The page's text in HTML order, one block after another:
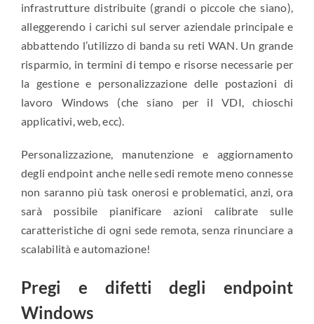
infrastrutture distribuite (grandi o piccole che siano),
alleggerendo i carichi sul server aziendale principale e
abbattendo l’utilizzo di banda su reti WAN. Un grande
risparmio, in termini di tempo e risorse necessarie per
la gestione e personalizzazione delle postazioni di
lavoro Windows (che siano per il VDI, chioschi
applicativi, web, ecc).
Personalizzazione, manutenzione e aggiornamento
degli endpoint anche nelle sedi remote meno connesse
non saranno più task onerosi e problematici, anzi, ora
sarà possibile pianificare azioni calibrate sulle
caratteristiche di ogni sede remota, senza rinunciare a
scalabilità e automazione!
Pregi e difetti degli endpoint
Windows